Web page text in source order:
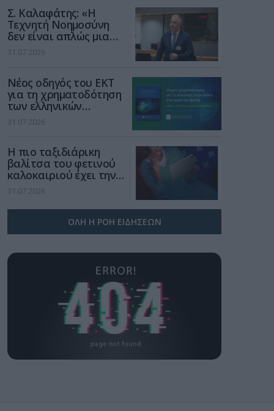
Σ. Καλαφάτης: «Η
Τεχνητή Νοημοσύνη
δεν είναι απλώς μια
νέα τεχνολογία, είναι
μια νέα βιομηχανική
31.07.2026
Νέος οδηγός του ΕΚΤ
για τη χρηματοδότηση
των ελληνικών
επιχειρήσεων στον
χώρο της άμυνας
31.07.2026
Η πιο ταξιδιάρικη
βαλίτσα του φετινού
καλοκαιριού έχει την
υπογραφή της Xiaomi
31.07.2026
ΟΛΗ Η ΡΟΗ ΕΙΔΗΣΕΩΝ